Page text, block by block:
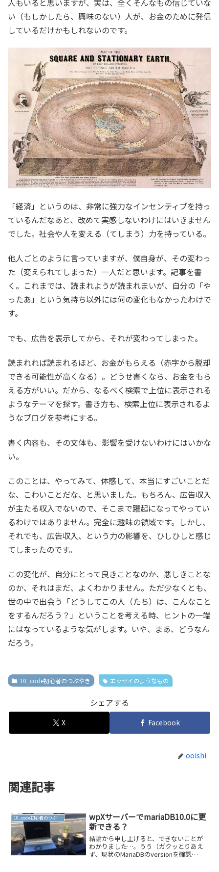
い（もしかしたら、興味のない）人が、お金のために発信
しているだけかもしれないのです。
「経済」というのは、非常に強力なインセンティブを持っ
ているんだなあと、改めて実感しないわけにはいきません
でした。社会や人を変える（てしまう）力を持っている。
他人ごとのように言っていますが、僕自身が、その変わっ
た（変えられてしまった）一人だと思います。記事を書
く。これまでは、読まれようが読まれまいが、自分の「や
ったあ」という気持ち以外には何の変化もなかったわけで
す。
でも、広告を表示してから、それが変わってしまった。
読まれれば読まれるほど、お金がもらえる（赤字から脱却
できる可能性が高くなる）。どうせ書くなら、お金をもら
える方がいい。だから、なるべく検索で上位に表示される
ようなテーマを探す。書き方も、検索上位に表示されるよ
うなブログを参考にする。
書く内容も、その文体も、影響を受けないわけにはいかな
い。
このことは、やってみて、体感して、本当にすごいことだ
な、こわいことだな、と思いました。もちろん、広告収入
が主たる収入でないので、そこまで躍起になってやってい
るわけではありません。完全に趣味の領域です。しかし、
それでも、広告収入、という力の影響を、ひしひしと感じ
てしまったのです。
この変化が、自分にとって良きことなのか、悪しきことな
のか、それはまだ、よくわかりません。ただ少なくとも、
世の中で出会う「どうしてこの人（たち）は、こんなこと
をするんだろう？」ということを考える時、ヒントの一端
にはなっているような気がします。いや、まあ、どうなん
だろう。
10_code初心者のつぶやき エッセイのようなもの
シェアする
X Facebook
ooishi
関連記事
10_code初心者のつぶやき
wpXサーバーでmariaDB10.0に更
新できる？
結論から申し上げると、できないことが
わかりました…。うう（ガクッとりあえ
ず、現状のMariaDBのversionを確認